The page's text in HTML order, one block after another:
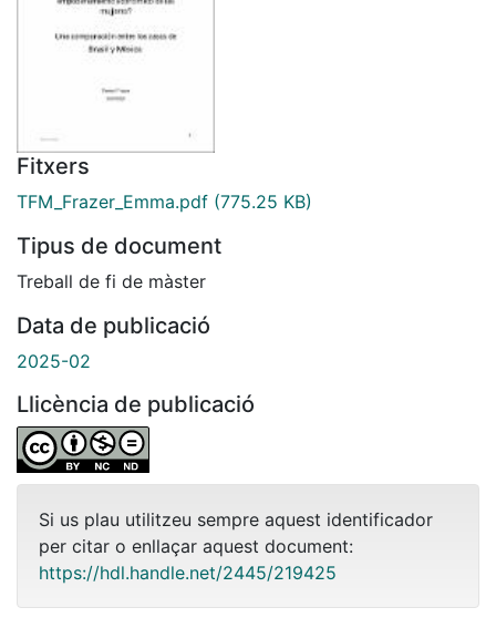
Fitxers
TFM_Frazer_Emma.pdf (775.25 KB)
Tipus de document
Treball de fi de màster
Data de publicació
2025-02
Llicència de publicació
Si us plau utilitzeu sempre aquest identificador
per citar o enllaçar aquest document:
https://hdl.handle.net/2445/219425